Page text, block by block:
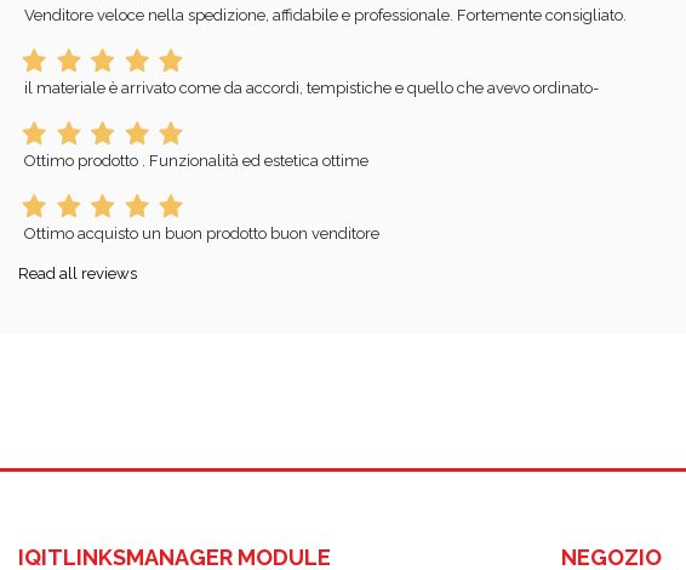
Venditore veloce nella spedizione, affidabile e professionale. Fortemente consigliato.
il materiale è arrivato come da accordi, tempistiche e quello che avevo ordinato-
Ottimo prodotto . Funzionalità ed estetica ottime
Ottimo acquisto un buon prodotto buon venditore
Read all reviews
IQITLINKSMANAGER MODULE NEGOZIO